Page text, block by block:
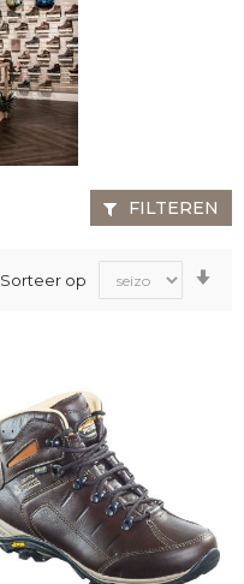
Sorteer op
FILTEREN